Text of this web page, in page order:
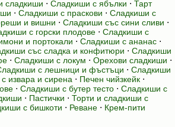
сладкиши ⋅ Сладкиши с ябълки ⋅ Тарт
⋅ Сладкиши с праскови ⋅ Сладкиши с
и вишни ⋅ Сладкиши със сини сливи ⋅
с горски плодове ⋅ Сладкиши с
и портокали ⋅ Сладкиши с ананас ⋅
със сладка и конфитюри ⋅ Сладкиши
⋅ Сладкиши с локум ⋅ Орехови сладкиши ⋅
с лешници и фъстъци ⋅ Сладкиши
извара и сирена ⋅ Печен чийзкейк ⋅
⋅ Сладкиши с бутер тесто ⋅ Сладкиши с
⋅ Пастички ⋅ Торти и сладкиши с
с бишкоти ⋅ Реване ⋅ Крем-пити